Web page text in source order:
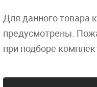
Для данного товара
предусмотрены.
при подборе